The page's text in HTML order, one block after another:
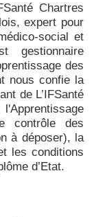
Chartres
expert pour
social et
gestionnaire
des
nous confie la
de L’IFSanté
contrôle des
à déposer), la
les conditions
d’Etat.